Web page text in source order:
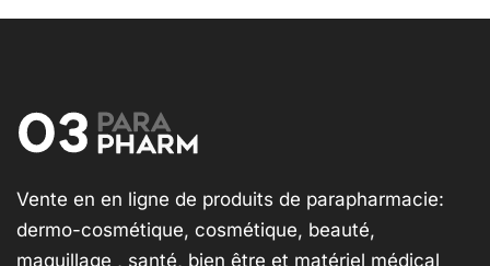
Vente en en ligne de produits de parapharmacie:
dermo-cosmétique, cosmétique, beauté,
maquillage , santé, bien être et matériel médical